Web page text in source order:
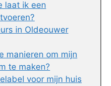
laat ik een
in Oldeouwer
manieren om mijn
te maken?
voor mijn huis